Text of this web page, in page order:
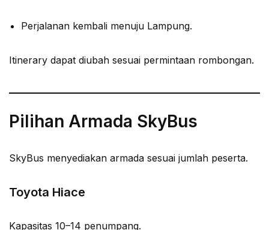
Perjalanan kembali menuju Lampung.
Itinerary dapat diubah sesuai permintaan rombongan.
Pilihan Armada SkyBus
SkyBus menyediakan armada sesuai jumlah peserta.
Toyota Hiace
Kapasitas 10–14 penumpang.